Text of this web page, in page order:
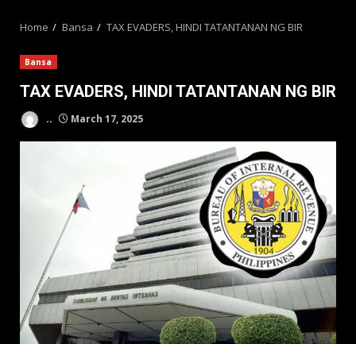
Home Bansa TAX EVADERS, HINDI TATANTANAN NG BIR
Bansa
TAX EVADERS, HINDI TATANTANAN NG BIR
.. March 17, 2025